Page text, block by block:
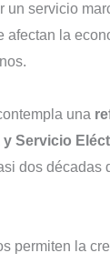
un servicio
afectan la
una
Servicio
dos décadas
permiten la